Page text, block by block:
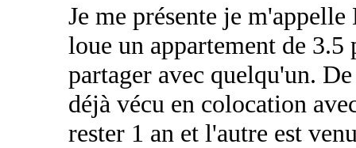
Je me présente je
loue un appartement de
partager avec quelqu'un.
déjà vécu en colocation
rester 1 an et l'autre est